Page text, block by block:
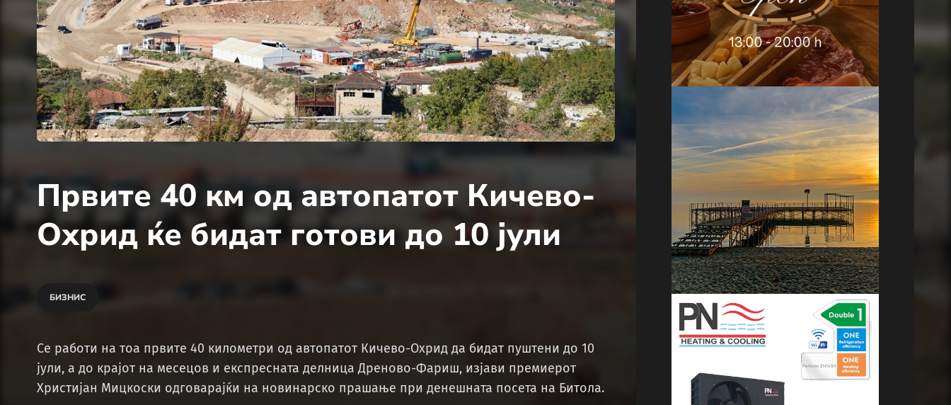
Првите 40 км од автопатот Кичево-
Охрид ќе бидат готови до 10 јули
БИЗНИС
Се работи на тоа првите 40 километри од автопатот Кичево-Охрид да бидат пуштени до 10
јули, а до крајот на месецов и експресната делница Дреново-Фариш, изјави премиерот
Христијан Мицкоски одговарајќи на новинарско прашање при денешната посета на Битола.